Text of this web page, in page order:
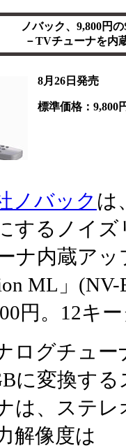
ノバック、9,800円
－TVチューナを内
8月26日発売
標準価格：9,800
ノバック は
するノイ
ナ内蔵ア
ML」
円。12キ
ログチュー
に変換す
は、ステ
解像度は